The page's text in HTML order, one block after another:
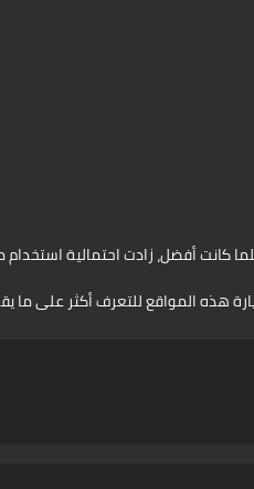
كانت أفضل، زادت احتمالية
هذه المواقع للتعرف أكثر على